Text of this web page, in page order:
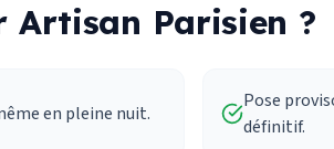
Artisan Parisien ?
en pleine nuit.
Pose
définitif.